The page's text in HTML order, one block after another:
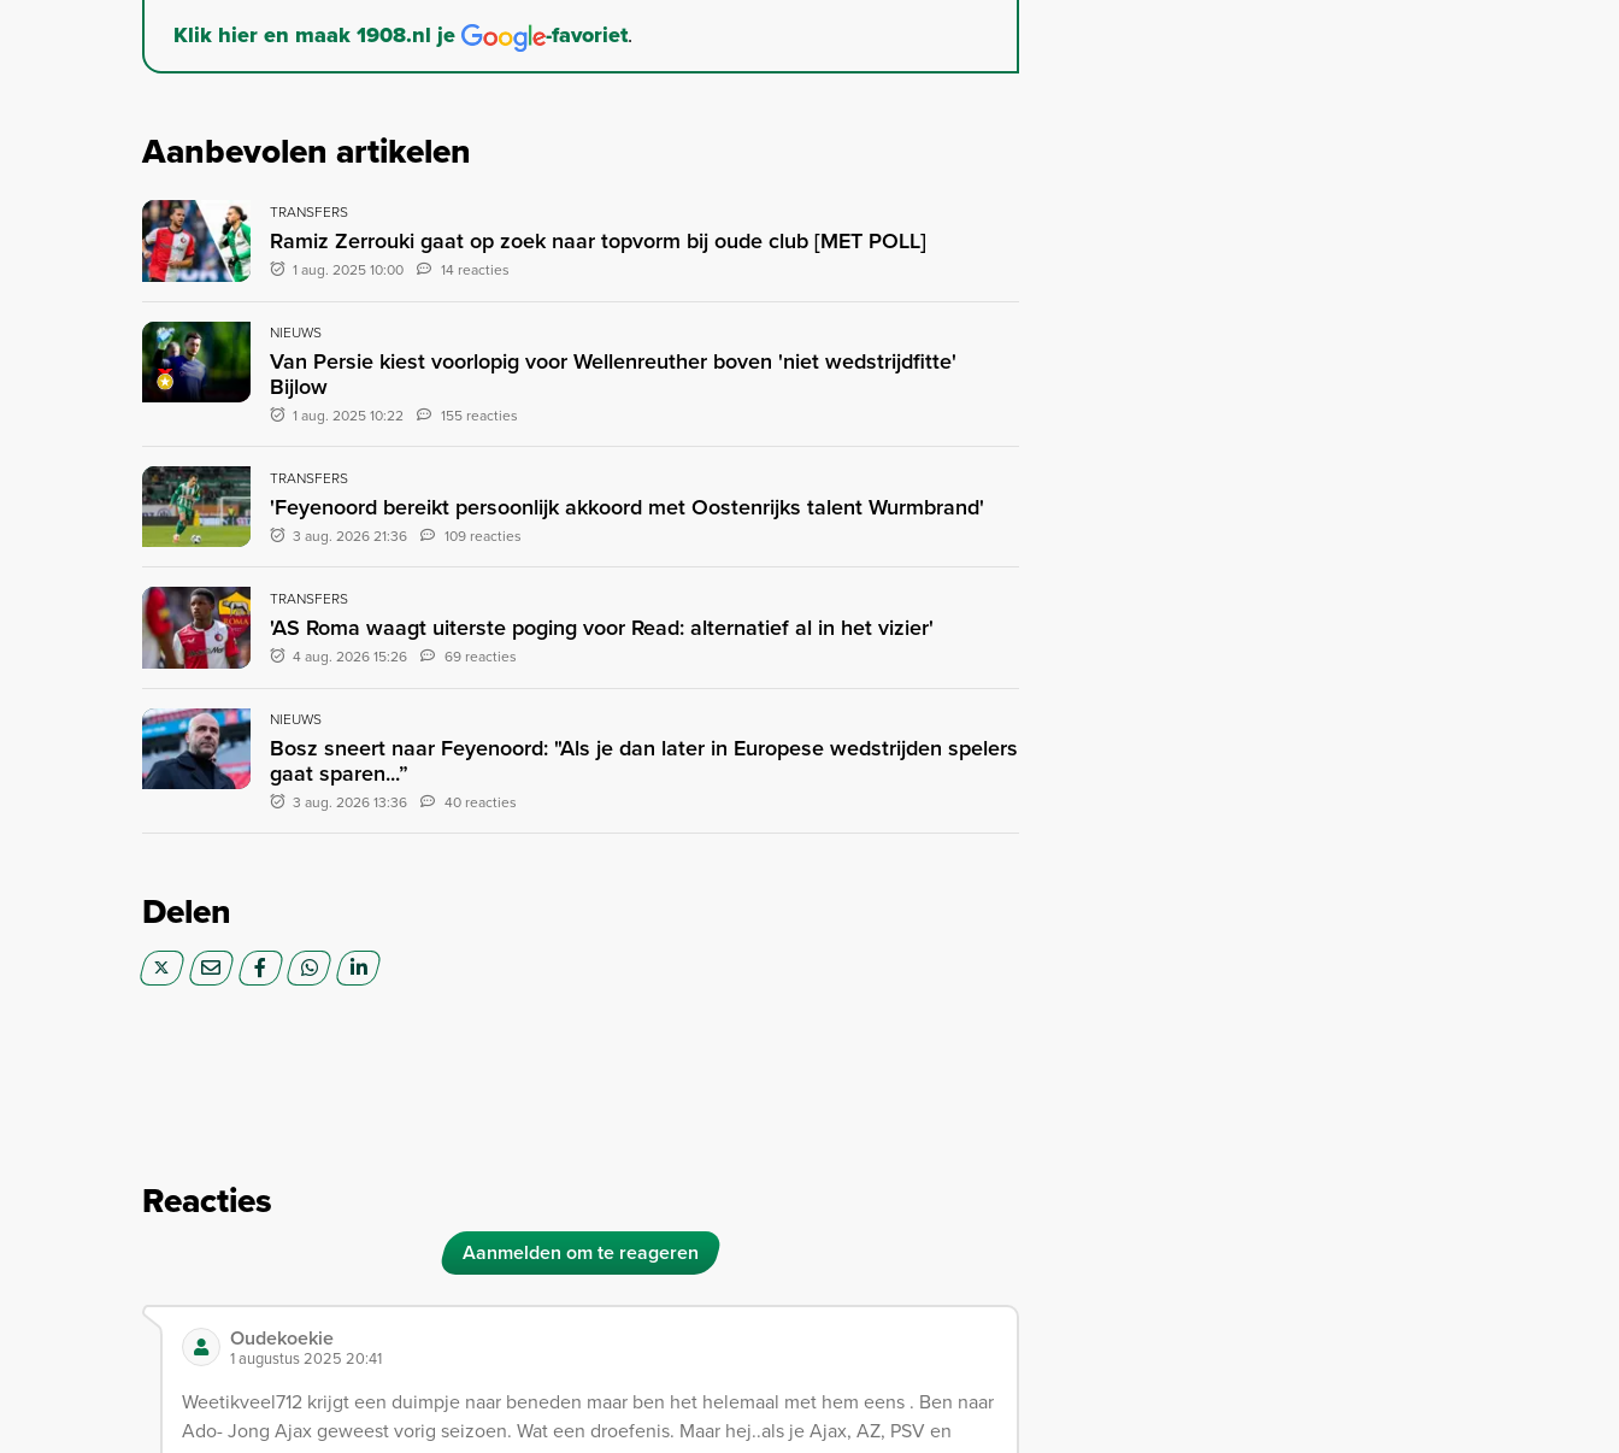
Klik hier en maak 1908.nl je -favoriet.
Aanbevolen artikelen
TRANSFERS
Ramiz Zerrouki gaat op zoek naar topvorm bij oude club [MET POLL]
1 aug. 2025 10:00 14 reacties
NIEUWS
Van Persie kiest voorlopig voor Wellenreuther boven 'niet wedstrijdfitte'
Bijlow
1 aug. 2025 10:22 155 reacties
TRANSFERS
'Feyenoord bereikt persoonlijk akkoord met Oostenrijks talent Wurmbrand'
3 aug. 2026 21:36 109 reacties
TRANSFERS
'AS Roma waagt uiterste poging voor Read: alternatief al in het vizier'
4 aug. 2026 15:26 69 reacties
NIEUWS
Bosz sneert naar Feyenoord: "Als je dan later in Europese wedstrijden spelers
gaat sparen...”
3 aug. 2026 13:36 40 reacties
Delen
Reacties
Aanmelden om te reageren
Oudekoekie
1 augustus 2025 20:41
Weetikveel712 krijgt een duimpje naar beneden maar ben het helemaal met hem eens . Ben naar
Ado- Jong Ajax geweest vorig seizoen. Wat een droefenis. Maar hej..als je Ajax, AZ, PSV en